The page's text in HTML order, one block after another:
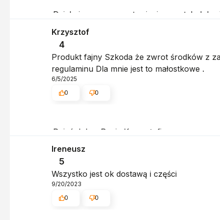
Dziękujemy za pozostawienie nam tak
Dzień dobry Panie Krzysztofie,
Bardzo dziękujemy za podzielenie się swoją
To dla nas ważne, że nasi klienci cenią
Pragniemy jednocześnie odnieść się do
Szanujemy każdą sugestię, bo pozwala
Krzysztof
4
Produkt fajny Szkoda że zwrot środków z
regulaminu Dla mnie jest to małostkowe .
6/5/2025
0
0
Ireneusz
5
Wszystko jest ok dostawą i części
9/20/2023
0
0